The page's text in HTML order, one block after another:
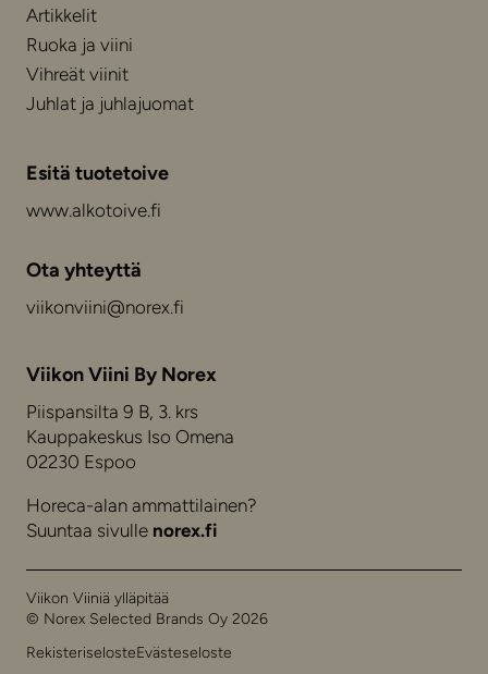
Artikkelit
Ruoka ja viini
Vihreät viinit
Juhlat ja juhlajuomat
Esitä tuotetoive
www.alkotoive.fi
Ota yhteyttä
viikonviini@norex.fi
Viikon Viini By Norex
Piispansilta 9 B, 3. krs
Kauppakeskus Iso Omena
02230 Espoo
Horeca-alan ammattilainen?
Suuntaa sivulle norex.fi
Viikon Viiniä ylläpitää
© Norex Selected Brands Oy 2026
RekisteriselosteEvästeseloste